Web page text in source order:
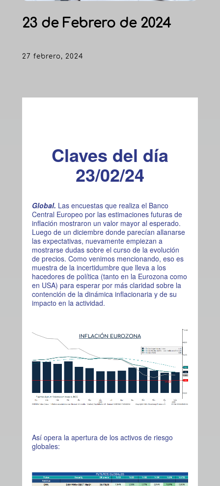
23 de Febrero de 2024
27 febrero, 2024
Claves del día
23/02/24
Global. Las encuestas que realiza el Banco
Central Europeo por las estimaciones futuras de
inflación mostraron un valor mayor al esperado.
Luego de un diciembre donde parecían allanarse
las expectativas, nuevamente empiezan a
mostrarse dudas sobre el curso de la evolución
de precios. Como venimos mencionando, eso es
muestra de la incertidumbre que lleva a los
hacedores de política (tanto en la Eurozona como
en USA) para esperar por más claridad sobre la
contención de la dinámica inflacionaria y de su
impacto en la actividad.
Así opera la apertura de los activos de riesgo
globales: